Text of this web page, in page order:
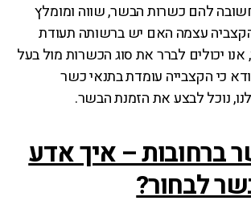
להם כשרות הבשר, שווה ומומלץ
עצמה האם יש ברשותה תעודת
יכולים לברר את סוג הכשרות מול בעל
כי הקצבייה עומדת בתנאי כשר
נוכל לבצע את הזמנת הבשר.
ברחובות – איך אדע
לבחור?